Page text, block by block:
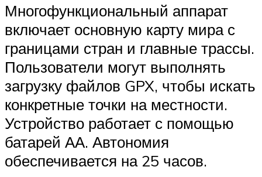
Многофункциональный аппарат
включает основную карту мира с
границами стран и главные трассы.
Пользователи могут выполнять
загрузку файлов GPX, чтобы искать
конкретные точки на местности.
Устройство работает с помощью
батарей АА. Автономия
обеспечивается на 25 часов.